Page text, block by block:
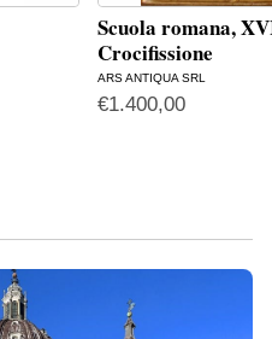
Scuola romana,
Crocifissione
ARS ANTIQUA SRL
€1.400,00